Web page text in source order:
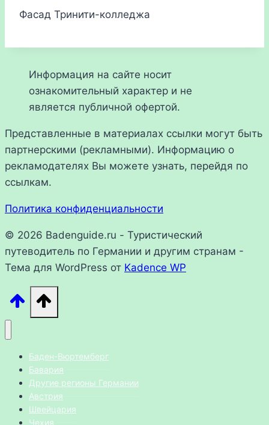
Фасад Тринити-колледжа
Информация на сайте носит
ознакомительный характер и не
является публичной офертой.
Представленные в материалах ссылки могут быть
партнерскими (рекламными). Информацию о
рекламодателях Вы можете узнать, перейдя по
ссылкам.
Политика конфиденциальности
© 2026 Badenguide.ru - Туристический
путеводитель по Германии и другим странам -
Тема для WordPress от Kadence WP
Баден-Вюртемберг
Бавария
Другие регионы Германии
Австрия
Швейцария
Чехия